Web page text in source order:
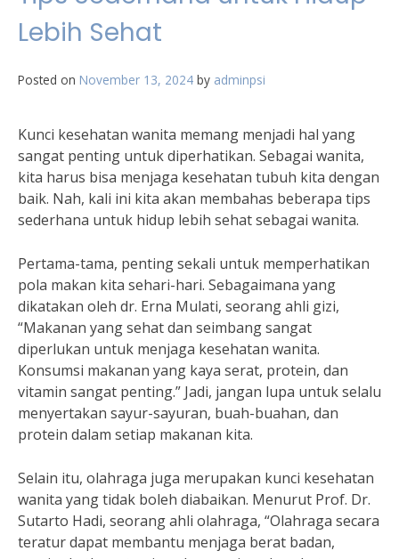
Lebih Sehat
Posted on November 13, 2024 by adminpsi
Kunci kesehatan wanita memang menjadi hal yang
sangat penting untuk diperhatikan. Sebagai wanita,
kita harus bisa menjaga kesehatan tubuh kita dengan
baik. Nah, kali ini kita akan membahas beberapa tips
sederhana untuk hidup lebih sehat sebagai wanita.
Pertama-tama, penting sekali untuk memperhatikan
pola makan kita sehari-hari. Sebagaimana yang
dikatakan oleh dr. Erna Mulati, seorang ahli gizi,
“Makanan yang sehat dan seimbang sangat
diperlukan untuk menjaga kesehatan wanita.
Konsumsi makanan yang kaya serat, protein, dan
vitamin sangat penting.” Jadi, jangan lupa untuk selalu
menyertakan sayur-sayuran, buah-buahan, dan
protein dalam setiap makanan kita.
Selain itu, olahraga juga merupakan kunci kesehatan
wanita yang tidak boleh diabaikan. Menurut Prof. Dr.
Sutarto Hadi, seorang ahli olahraga, “Olahraga secara
teratur dapat membantu menjaga berat badan,